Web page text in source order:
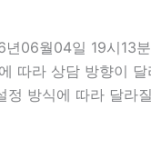
06월04일 19시13
따라 상담 방향이
방식에 따라 달라